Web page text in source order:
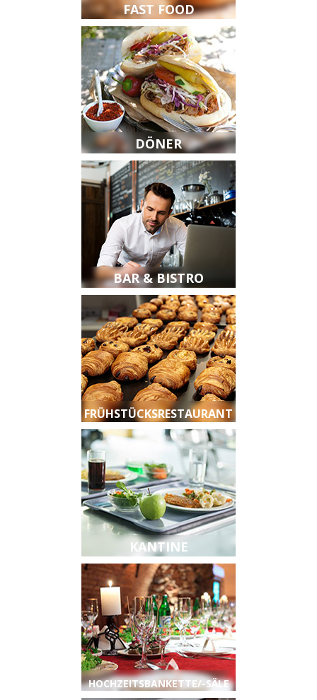
FAST FOOD
DÖNER
BAR & BISTRO
FRÜHSTÜCKSRESTAURANT
KANTINE
HOCHZEITSBANKETTE/-SÄLE